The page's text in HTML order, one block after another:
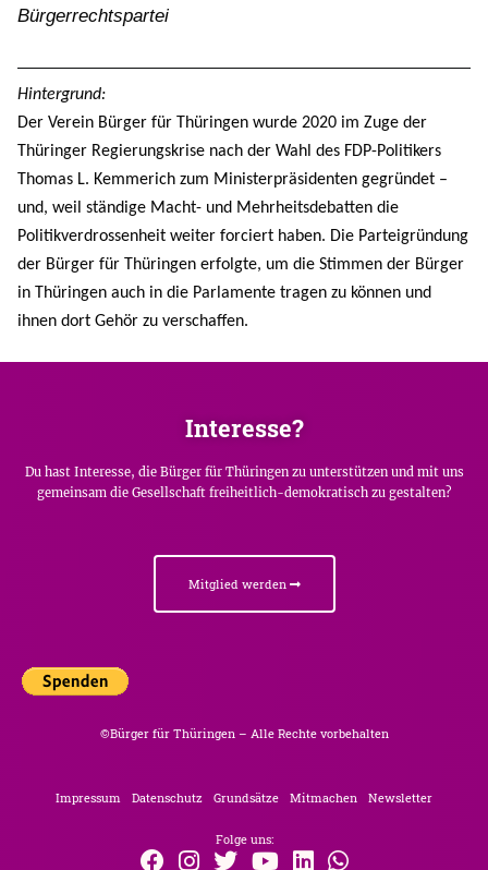
Bürgerrechtspartei
Hintergrund:
Der Verein Bürger für Thüringen wurde 2020 im Zuge der
Thüringer Regierungskrise nach der Wahl des FDP-Politikers
Thomas L. Kemmerich zum Ministerpräsidenten gegründet –
und, weil ständige Macht- und Mehrheitsdebatten die
Politikverdrossenheit weiter forciert haben. Die Parteigründung
der Bürger für Thüringen erfolgte, um die Stimmen der Bürger
in Thüringen auch in die Parlamente tragen zu können und
ihnen dort Gehör zu verschaffen.
Interesse?
Du hast Interesse, die Bürger für Thüringen zu unterstützen und mit uns
gemeinsam die Gesellschaft freiheitlich-demokratisch zu gestalten?
Mitglied werden
©Bürger für Thüringen – Alle Rechte vorbehalten
Impressum Datenschutz Grundsätze Mitmachen Newsletter
Folge uns: